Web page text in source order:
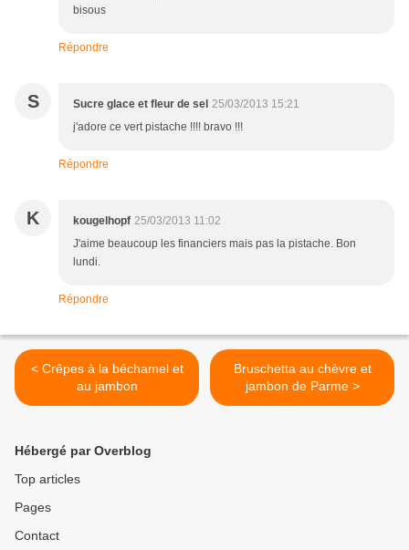
bisous
Répondre
S Sucre glace et fleur de sel 25/03/2013 15:21
j'adore ce vert pistache !!!! bravo !!!
Répondre
K kougelhopf 25/03/2013 11:02
J'aime beaucoup les financiers mais pas la pistache. Bon
lundi.
Répondre
< Crêpes à la béchamel et
au jambon
Bruschetta au chèvre et
jambon de Parme >
Hébergé par Overblog
Top articles
Pages
Contact